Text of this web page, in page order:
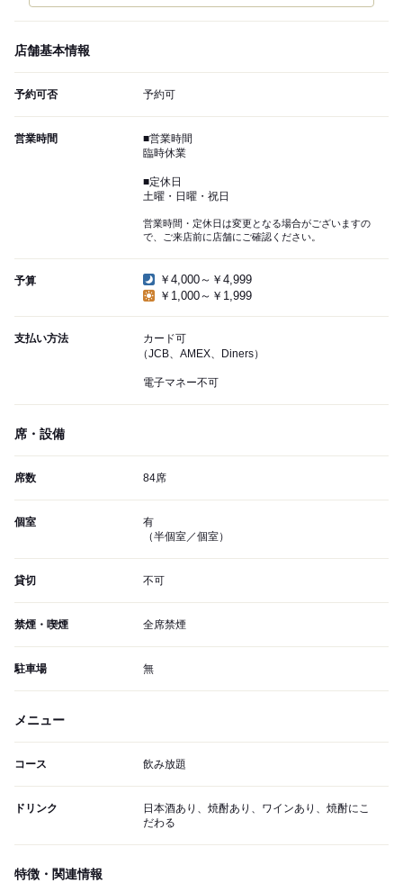
店舗基本情報
予約可否 予約可
営業時間
■営業時間
臨時休業
■定休日
土曜・日曜・祝日
営業時間・定休日は変更となる場合がございますの
で、ご来店前に店舗にご確認ください。
予算
￥4,000～￥4,999
￥1,000～￥1,999
支払い方法
カード可
（JCB、AMEX、Diners）
電子マネー不可
席・設備
席数 84席
個室
有
（半個室／個室）
貸切 不可
禁煙・喫煙 全席禁煙
駐車場 無
メニュー
コース 飲み放題
ドリンク
日本酒あり、焼酎あり、ワインあり、焼酎にこ
だわる
特徴・関連情報